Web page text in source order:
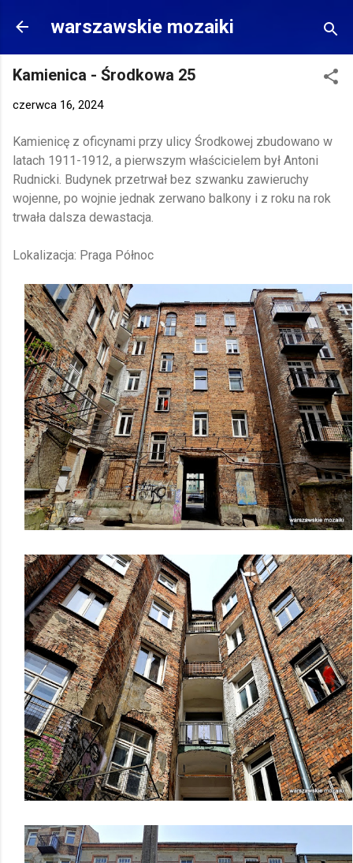
Przejdź do głównej zawartości
warszawskie mozaiki
Kamienica - Środkowa 25
czerwca 16, 2024
Kamienicę z oficynami przy ulicy Środkowej zbudowano w
latach 1911-1912, a pierwszym właścicielem był Antoni
Rudnicki. Budynek przetrwał bez szwanku zawieruchy
wojenne, po wojnie jednak zerwano balkony i z roku na rok
trwała dalsza dewastacja.
Lokalizacja: Praga Północ